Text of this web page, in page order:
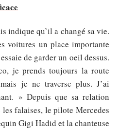
indique qu’il a changé sa vie.
voitures un place importante
de garder un oeil dessus.
je prends toujours la route
je ne traverse plus. J’ai
» Depuis que sa relation
falaises, le pilote Mercedes
Gigi Hadid et la chanteuse